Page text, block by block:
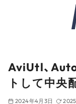
AviUtl、
トして中央
2024年4月3日